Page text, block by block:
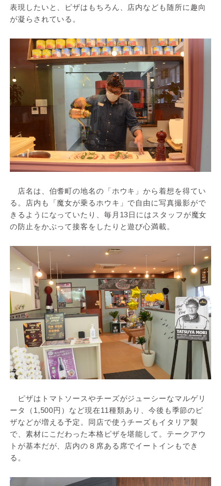
表現したいと、ピザはもちろん、店内なども随所に趣向
が凝らされている。
店名は、伯耆町の地名の「ホウキ」から着想を得てい
る。店内も「魔女が乗るホウキ」で自由に写真撮影がで
きるようになっていたり、毎月13日にはスタッフが魔女
の防止をかぶって接客をしたりと遊び心満載。
ピザはトマトソースやチーズがジューシーなマルゲリ
ータ（1,500円）など現在11種類あり、今後も季節のピ
ザなどが増える予定。同店で使うチーズもイタリア製
で、素材にこだわった本格ピザを堪能して。テークアウ
トが基本だが、店内の８席ある席でイートインもでき
る。